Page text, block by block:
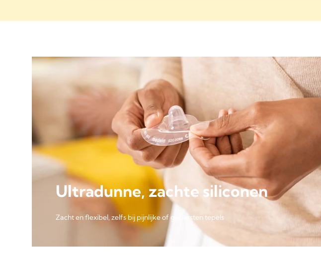
Ultradunne, zachte siliconen
Zacht en flexibel, zelfs bij pijnlijke of gebarsten tepels